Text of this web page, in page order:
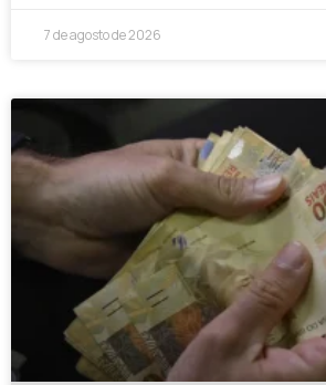
7 de agosto de 2026